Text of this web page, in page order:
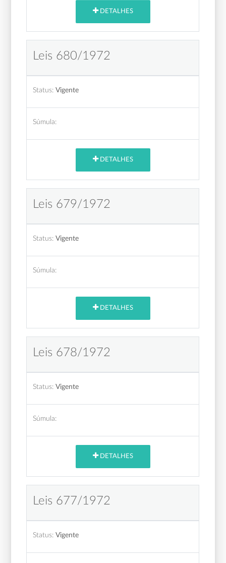
DETALHES
Leis 680/1972
Status: Vigente
Súmula:
DETALHES
Leis 679/1972
Status: Vigente
Súmula:
DETALHES
Leis 678/1972
Status: Vigente
Súmula:
DETALHES
Leis 677/1972
Status: Vigente